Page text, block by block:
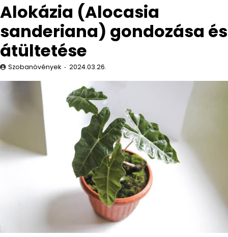
Alokázia (Alocasia
sanderiana) gondozása és
átültetése
Szobanövények 2024.03.26.